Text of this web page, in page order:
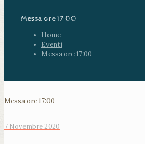
Messa ore 17:00
Home
Eventi
Messa ore 17:00
Messa ore 17:00
7 Novembre 2020